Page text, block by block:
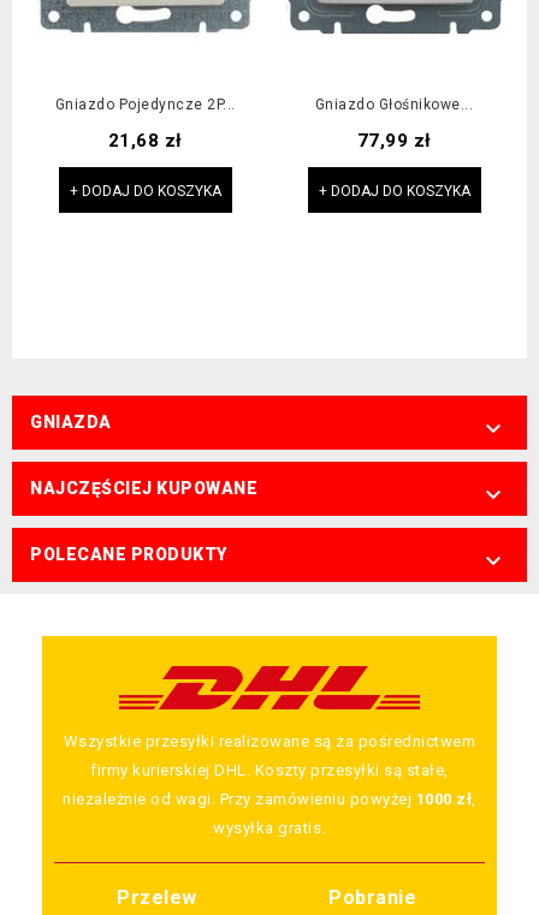
Gniazdo Pojedyncze 2P...
Cena
21,68 zł
+ DODAJ DO KOSZYKA
Gniazdo Głośnikowe...
Cena
77,99 zł
+ DODAJ DO KOSZYKA
GNIAZDA 
NAJCZĘŚCIEJ KUPOWANE 
POLECANE PRODUKTY 
Wszystkie przesyłki realizowane są za pośrednictwem
firmy kurierskiej DHL. Koszty przesyłki są stałe,
niezależnie od wagi. Przy zamówieniu powyżej 1000 zł
wysyłka gratis.
Przelew
Pobranie